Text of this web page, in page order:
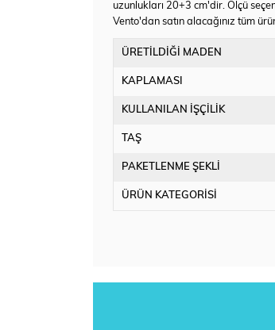
uzunlukları 20+3 cm'dir. Ölçü
Vento'dan satın alacağınız tüm
ÜRETİLDİĞİ MADEN
KAPLAMASI
KULLANILAN İŞÇİLİK
TAŞ
PAKETLENME ŞEKLİ
ÜRÜN KATEGORİSİ